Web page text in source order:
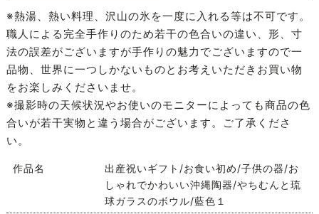
※熱湯、熱い料理、沢山の氷を一度に入れる等は不可です。
職人による完全手作りのため若干の色合いの違い、形、寸
法の誤差がございますが手作りの魅力でございますので一
品物、世界に一つしかないものとお考えいただきお買い物
をお楽しみくださいませ。
※撮影時の天候状況やお使いのモニターによっても商品の色
合いが若干実物と違う場合がございます。ご了承くださ
い。
作品名
出産祝いギフト/お食い初め/子供の器/お
しゃれでかわいい沖縄陶器/やちむんと琉
球ガラスのボウル/藍色１